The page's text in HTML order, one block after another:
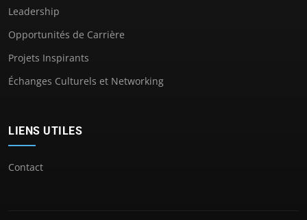
Leadership
Opportunités de Carrière
Projets Inspirants
Échanges Culturels et Networking
LIENS UTILES
Contact